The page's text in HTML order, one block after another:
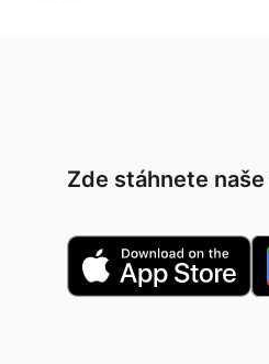
Zde stáhnete